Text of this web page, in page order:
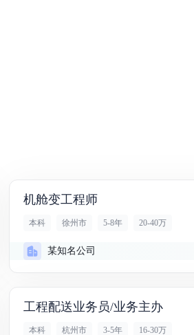
机舱变工程师
本科 徐州市 5-8年 20-40万
某知名公司
工程配送业务员/业务主办
本科 杭州市 3-5年 16-30万